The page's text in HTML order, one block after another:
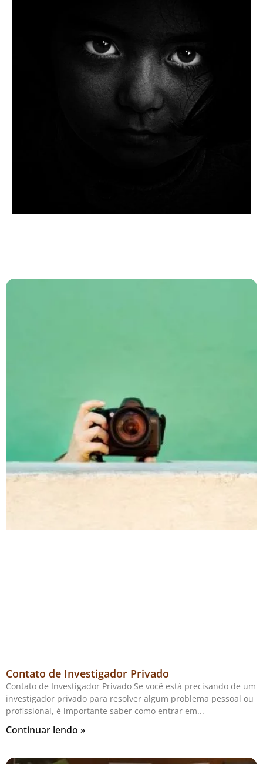
Contato de Investigador Privado
Contato de Investigador Privado Se você está precisando de um
investigador privado para resolver algum problema pessoal ou
profissional, é importante saber como entrar em
Continuar lendo »